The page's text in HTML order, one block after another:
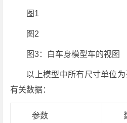
图1
图2
图3：白车身模型车的视图
以上模型中所有尺寸单位
有关数据：
参数